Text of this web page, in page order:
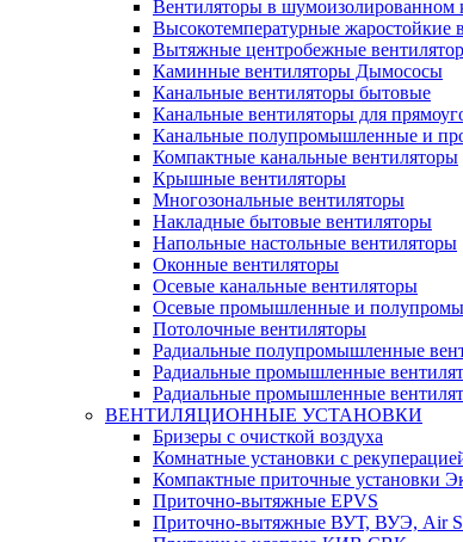
Вентиляторы в шумоизолированном
Высокотемпературные жаростойкие
Вытяжные центробежные
Каминные вентиляторы Дымососы
Канальные вентиляторы бытовые
Канальные вентиляторы для
Канальные полупромышленные и
Компактные канальные вентиляторы
Крышные вентиляторы
Многозональные вентиляторы
Накладные бытовые вентиляторы
Напольные настольные вентиляторы
Оконные вентиляторы
Осевые канальные вентиляторы
Осевые промышленные и
Потолочные вентиляторы
Радиальные полупромышленные
Радиальные промышленные
Радиальные промышленные
ВЕНТИЛЯЦИОННЫЕ УСТАНОВКИ
Бризеры с очисткой воздуха
Комнатные установки с
Компактные приточные установки
Приточно-вытяжные EPVS
Приточно-вытяжные ВУТ, ВУЭ, Air